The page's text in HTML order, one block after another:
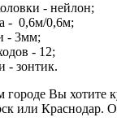
- нейлон;
- 0,6м/0,6м;
- 3мм;
- 12;
- зонтик.
Вы хотите
или Краснодар.